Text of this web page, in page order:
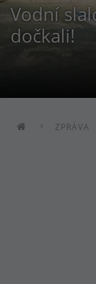
Vodní
dočkali!
ZPRÁVA